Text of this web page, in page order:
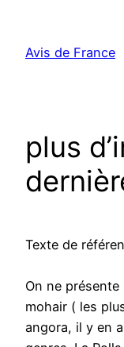
contenu
Avis de France
plus
Texte de
On ne
mohair ( les
angora, il y en